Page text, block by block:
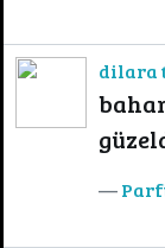
dilara